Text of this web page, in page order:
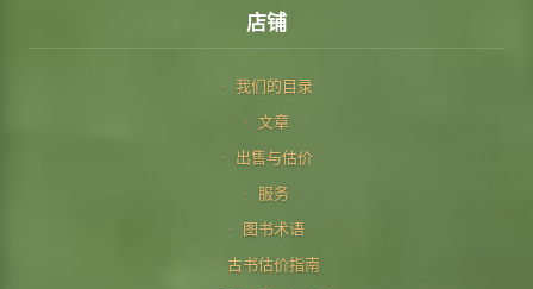
店铺
我们的目录
文章
出售与估价
服务
图书术语
古书估价指南